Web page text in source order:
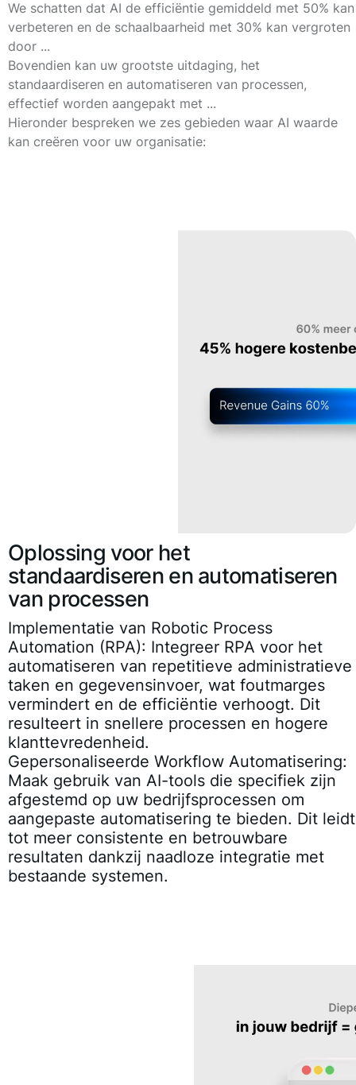
We schatten dat AI de efficiëntie gemiddeld met 50% kan
verbeteren en de schaalbaarheid met 30% kan vergroten
door ...
Bovendien kan uw grootste uitdaging, het
standaardiseren en automatiseren van processen,
effectief worden aangepakt met ...
Hieronder bespreken we zes gebieden waar AI waarde
kan creëren voor uw organisatie:
Oplossing voor het
standaardiseren en automatiseren
van processen
Implementatie van Robotic Process
Automation (RPA): Integreer RPA voor het
automatiseren van repetitieve administratieve
taken en gegevensinvoer, wat foutmarges
vermindert en de efficiëntie verhoogt. Dit
resulteert in snellere processen en hogere
klanttevredenheid.
Gepersonaliseerde Workflow Automatisering:
Maak gebruik van AI-tools die specifiek zijn
afgestemd op uw bedrijfsprocessen om
aangepaste automatisering te bieden. Dit leidt
tot meer consistente en betrouwbare
resultaten dankzij naadloze integratie met
bestaande systemen.